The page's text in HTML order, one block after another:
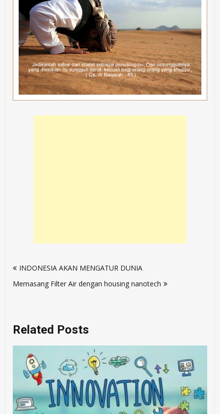
navigation
​INDONESIA AKAN MENGATUR DUNIA
Memasang Filter Air dengan housing nanotech
Related Posts